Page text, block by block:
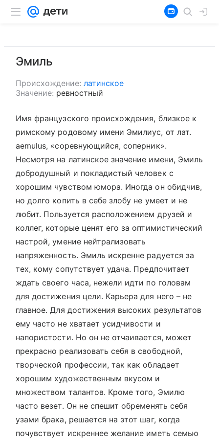
Эмиль
Происхождение: латинское
Значение: ревностный
Имя французского происхождения, близкое к
римскому родовому имени Эмилиус, от лат.
aemulus, «соревнующийся, соперник».
Несмотря на латинское значение имени, Эмиль
добродушный и покладистый человек с
хорошим чувством юмора. Иногда он обидчив,
но долго копить в себе злобу не умеет и не
любит. Пользуется расположением друзей и
коллег, которые ценят его за оптимистический
настрой, умение нейтрализовать
напряженность. Эмиль искренне радуется за
тех, кому сопутствует удача. Предпочитает
ждать своего часа, нежели идти по головам
для достижения цели. Карьера для него – не
главное. Для достижения высоких результатов
ему часто не хватает усидчивости и
напористости. Но он не отчаивается, может
прекрасно реализовать себя в свободной,
творческой профессии, так как обладает
хорошим художественным вкусом и
множеством талантов. Кроме того, Эмилю
часто везет. Он не спешит обременять себя
узами брака, решается на этот шаг, когда
почувствует искреннее желание иметь семью